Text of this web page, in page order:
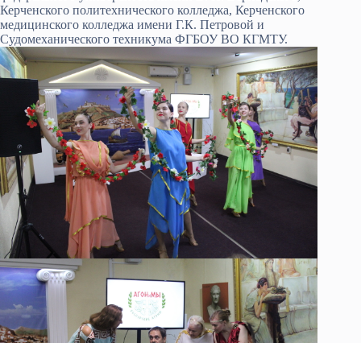
Керченского политехнического колледжа, Керченского
медицинского колледжа имени Г.К. Петровой и
Судомеханического техникума ФГБОУ ВО КГМТУ.